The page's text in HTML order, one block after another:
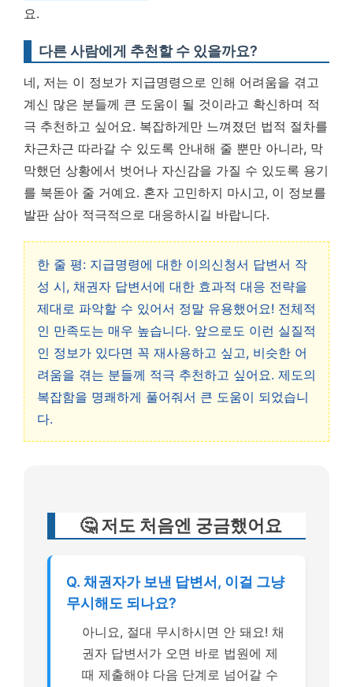
요.
다른 사람에게 추천할 수 있을까요?
네, 저는 이 정보가 지급명령으로 인해 어려움을 겪고
계신 많은 분들께 큰 도움이 될 것이라고 확신하며 적
극 추천하고 싶어요. 복잡하게만 느껴졌던 법적 절차를
차근차근 따라갈 수 있도록 안내해 줄 뿐만 아니라, 막
막했던 상황에서 벗어나 자신감을 가질 수 있도록 용기
를 북돋아 줄 거예요. 혼자 고민하지 마시고, 이 정보를
발판 삼아 적극적으로 대응하시길 바랍니다.
한 줄 평: 지급명령에 대한 이의신청서 답변서 작
성 시, 채권자 답변서에 대한 효과적 대응 전략을
제대로 파악할 수 있어서 정말 유용했어요! 전체적
인 만족도는 매우 높습니다. 앞으로도 이런 실질적
인 정보가 있다면 꼭 재사용하고 싶고, 비슷한 어
려움을 겪는 분들께 적극 추천하고 싶어요. 제도의
복잡함을 명쾌하게 풀어줘서 큰 도움이 되었습니
다.
🤔 저도 처음엔 궁금했어요
Q. 채권자가 보낸 답변서, 이걸 그냥
무시해도 되나요?
아니요, 절대 무시하시면 안 돼요! 채
권자 답변서가 오면 바로 법원에 제
때 제출해야 다음 단계로 넘어갈 수